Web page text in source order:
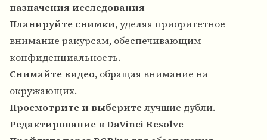
назначения исследования
Планируйте снимки, уделяя приоритетное
внимание ракурсам, обеспечивающим
конфиденциальность.
Снимайте видео, обращая внимание на
окружающих.
Просмотрите и выберителучшие дубли.
Редактирование в DaVinci Resolve